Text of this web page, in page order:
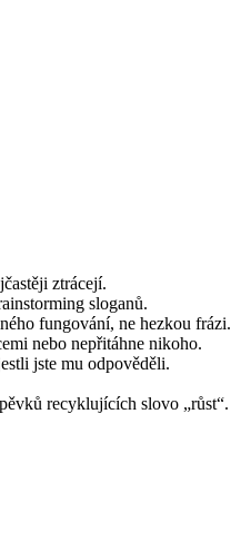
ztrácejí.
sloganů.
fungování, ne hezkou frázi.
nebo nepřitáhne nikoho.
jste mu odpověděli.
recyklujících slovo „růst“.